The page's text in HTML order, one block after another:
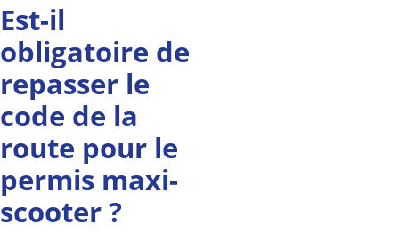
Est-il
obligatoire de
repasser le
code de la
route pour le
permis maxi-
scooter ?